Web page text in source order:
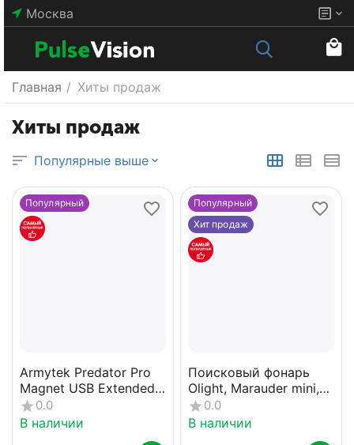
Москва
Главная / Хиты продаж
Хиты продаж
Популярные выше
Популярный
Armytek Predator Pro
Magnet USB Extended
Set Warm
0.0
В наличии
Популярный
Хит продаж
Поисковый фонарь
Olight, Marauder mini,
Orange
0.0
В наличии